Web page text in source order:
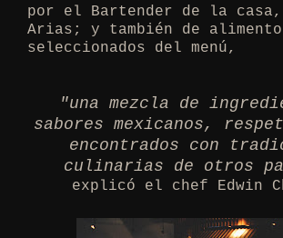
por el Bartender de la casa,
Arias; y también de
seleccionados del menú,
"una mezcla de
sabores mexicanos,
encontrados con
culinarias de otros
explicó el chef Edwin